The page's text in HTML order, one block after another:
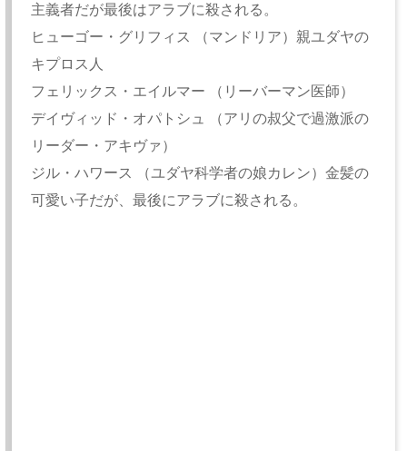
主義者だが最後はアラブに殺される。
ヒューゴー・グリフィス （マンドリア）親ユダヤの
キプロス人
フェリックス・エイルマー （リーバーマン医師）
デイヴィッド・オパトシュ （アリの叔父で過激派の
リーダー・アキヴァ）
ジル・ハワース （ユダヤ科学者の娘カレン）金髪の
可愛い子だが、最後にアラブに殺される。